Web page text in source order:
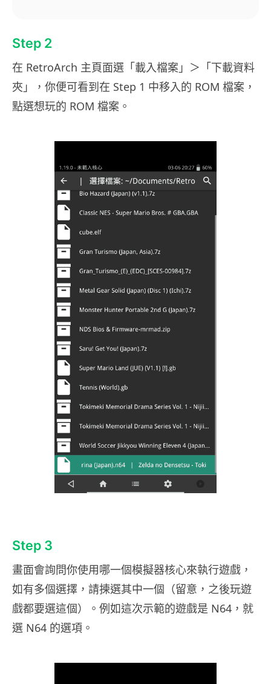
Step 2
在 RetroArch 主頁面選「載入檔案」＞「下載資料
夾」，你便可看到在 Step 1 中移入的 ROM 檔案，
點選想玩的 ROM 檔案。
Step 3
畫面會詢問你使用哪一個模擬器核心來執行遊戲，
如有多個選擇，請揀選其中一個（留意，之後玩遊
戲都要選這個）。例如這次示範的遊戲是 N64，就
選 N64 的選項。